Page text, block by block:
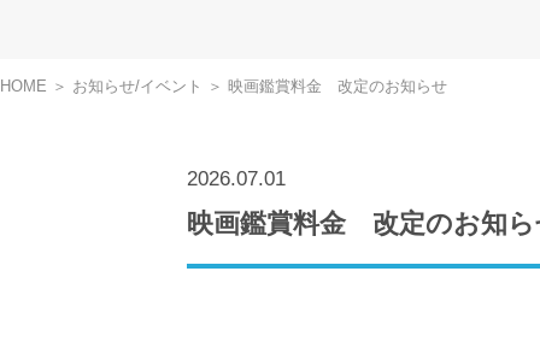
HOME お知らせ/イベント 映画鑑賞料金 改定のお知らせ
2026.07.01
映画鑑賞料金 改定のお知